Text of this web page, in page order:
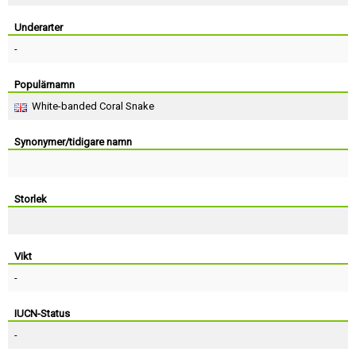
Underarter
-
Populärnamn
White-banded Coral Snake
Synonymer/tidigare namn
Storlek
Vikt
-
IUCN-Status
-